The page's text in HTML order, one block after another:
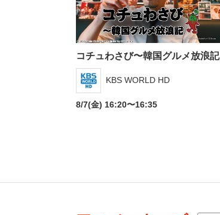
コチュわさび〜韓国グルメ放浪記
KBS WORLD HD
8/7(金) 16:20〜16:35